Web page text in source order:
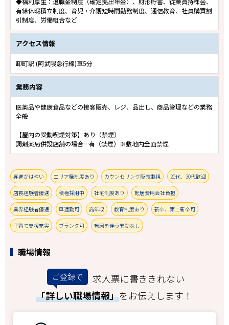
有給休暇積立制度、育児・介護短時間勤務制度、通信教育、社員購買割
引制度、労働組合など
アクセス情報
卸町駅 (阿武隈急行線)車5分
業務内容
医薬品や健康食品などの接客販売、レジ、品出し、商品管理などの業務
全般
【屋内の受動喫煙対策】あり（禁煙）
調剤薬局併設店舗の場合…有（禁煙）※敷地内全面禁煙
昇進がはやい エリア職制度あり カウンセリング販売重視 20代、30代歓迎
店長経験者優遇 積極採用中 社宅制度あり 転居費用会社負担
業界経験者優遇 車通勤可 高年収 教育制度あり 新卒、第二新卒可
子育て支援充実 ブランク可 転居を伴う異動なし
職場情報
ご登録で
求人票に書ききれない
「詳しい職場情報」をお伝えします！